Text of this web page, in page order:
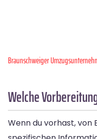
Braunschweiger
Welche
Wenn du vorhast, von